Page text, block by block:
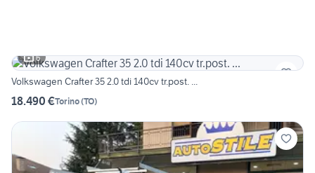
6
Volkswagen Crafter 35 2.0 tdi 140cv tr.post. ...
18.490 €Torino(TO)